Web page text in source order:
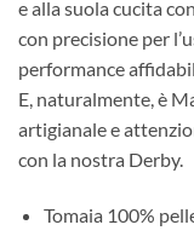
e alla suola cucita
con precisione per
performance
E, naturalmente, è
artigianale e
con la nostra Derby.
Tomaia 100%